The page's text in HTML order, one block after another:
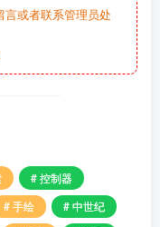
或者联系管理员处
# 控制器
# 手绘
# 中世纪